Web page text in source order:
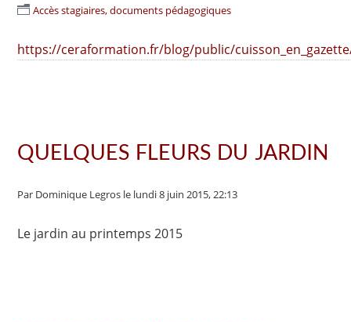
Accès stagiaires, documents pédagogiques
https://ceraformation.fr/blog/public/
QUELQUES FLEURS DU JARDIN
Par Dominique Legros le lundi 8 juin 2015, 22:13
Le jardin au printemps 2015